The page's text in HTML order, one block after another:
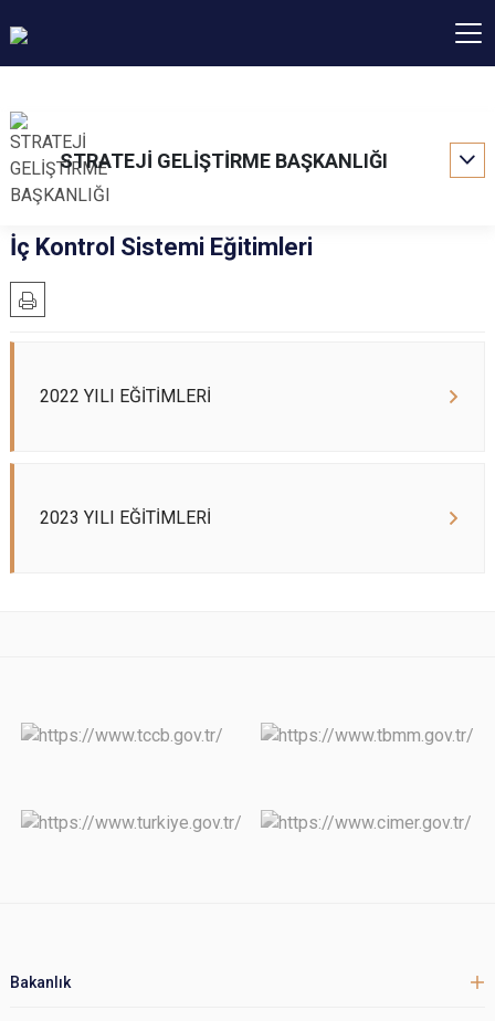
STRATEJİ GELİŞTİRME BAŞKANLIĞI
İç Kontrol Sistemi Eğitimleri
2022 YILI EĞİTİMLERİ
2023 YILI EĞİTİMLERİ
Bakanlık